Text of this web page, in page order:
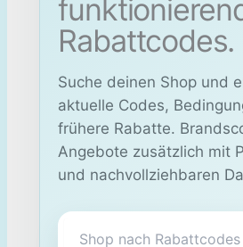
Rabattcodes.
Suche deinen Shop und
aktuelle Codes,
frühere Rabatte.
Angebote zusätzlich mit
und nachvollziehbaren